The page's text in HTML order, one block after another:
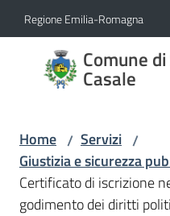
Vai al contenuto
Vai alla navigazione
Vai al footer
Regione Emilia-Romagna
Comune
Casale
Comune
di San
Casale
Home / Servizi /
Giustizia e sicurezza
Certificato di iscrizione
godimento dei diritti